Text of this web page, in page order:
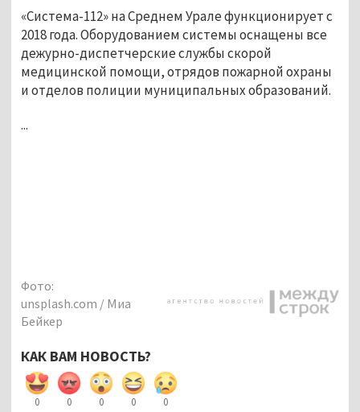
«Система-112» на Среднем Урале функционирует с
2018 года. Оборудованием системы оснащены все
дежурно-диспетчерские службы скорой
медицинской помощи, отрядов пожарной охраны
и отделов полиции муниципальных образований.
...
Фото:
unsplash.com / Миа
Бейкер
КАК ВАМ НОВОСТЬ?
0 0 0 0 0